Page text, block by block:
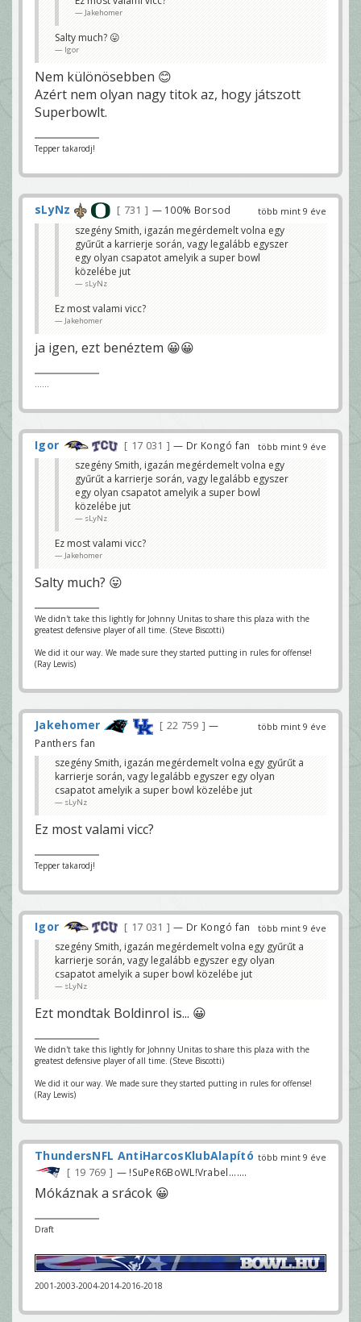
Jakehomer
Salty much? 😛
Igor
Nem különösebben 😊
Azért nem olyan nagy titok az, hogy játszott
Superbowlt.
Tepper takarodj!
több mint 9 éve
sLyNz 731 — 100% Borsod
szegény Smith, igazán megérdemelt volna egy
gyűrűt a karrierje során, vagy legalább egyszer
egy olyan csapatot amelyik a super bowl
közelébe jut
sLyNz
Ez most valami vicc?
Jakehomer
ja igen, ezt benéztem 😀😀
......
több mint 9 éve
Igor 17 031 — Dr Kongó fan
szegény Smith, igazán megérdemelt volna egy
gyűrűt a karrierje során, vagy legalább egyszer
egy olyan csapatot amelyik a super bowl
közelébe jut
sLyNz
Ez most valami vicc?
Jakehomer
Salty much? 😛
We didn't take this lightly for Johnny Unitas to share this plaza with the
greatest defensive player of all time. (Steve Biscotti)
We did it our way. We made sure they started putting in rules for offense!
(Ray Lewis)
több mint 9 éve
Jakehomer 22 759
—
Panthers fan
szegény Smith, igazán megérdemelt volna egy gyűrűt a
karrierje során, vagy legalább egyszer egy olyan
csapatot amelyik a super bowl közelébe jut
sLyNz
Ez most valami vicc?
Tepper takarodj!
több mint 9 éve
Igor 17 031 — Dr Kongó fan
szegény Smith, igazán megérdemelt volna egy gyűrűt a
karrierje során, vagy legalább egyszer egy olyan
csapatot amelyik a super bowl közelébe jut
sLyNz
Ezt mondtak Boldinrol is... 😀
We didn't take this lightly for Johnny Unitas to share this plaza with the
greatest defensive player of all time. (Steve Biscotti)
We did it our way. We made sure they started putting in rules for offense!
(Ray Lewis)
több mint 9 éve
ThundersNFL AntiHarcosKlubAlapító
19 769 — !SuPeR6BoWL!Vrabel.......
Mókáznak a srácok 😀
Draft
2001-2003-2004-2014-2016-2018